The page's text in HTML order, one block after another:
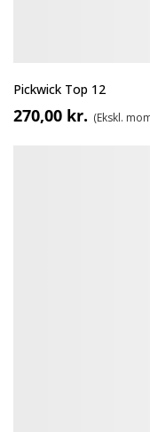
Pickwick Top 12
270,00 kr.